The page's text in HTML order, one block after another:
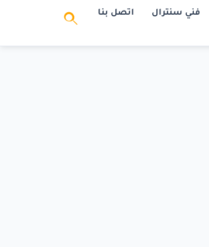
فني سنترال اتصل بنا